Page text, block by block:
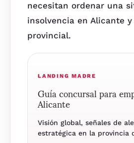
necesitan ordenar una
insolvencia en Alicante
provincial.
LANDING MADRE
Guía concursal para
Alicante
Visión global, señales de
estratégica en la provincia